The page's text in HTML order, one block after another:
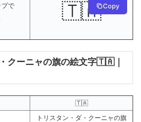
で
🇹🇦 Copy
クーニャの旗の絵文字🇹🇦｜
🇹🇦
トリスタン・ダ・クーニャの旗